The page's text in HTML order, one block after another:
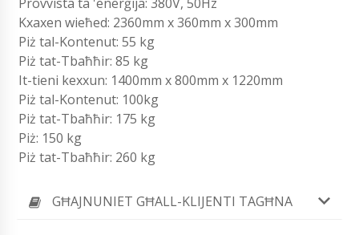
Kxaxen wieħed: 2360mm x 360mm x 300mm
Piż tal-Kontenut: 55 kg
Piż tat-Tbaħħir: 85 kg
It-tieni kexxun: 1400mm x 800mm x 1220mm
Piż tal-Kontenut: 100kg
Piż tat-Tbaħħir: 175 kg
Piż: 150 kg
Piż tat-Tbaħħir: 260 kg
GĦAJNUNIET GĦALL-KLIJENTI TAGĦNA